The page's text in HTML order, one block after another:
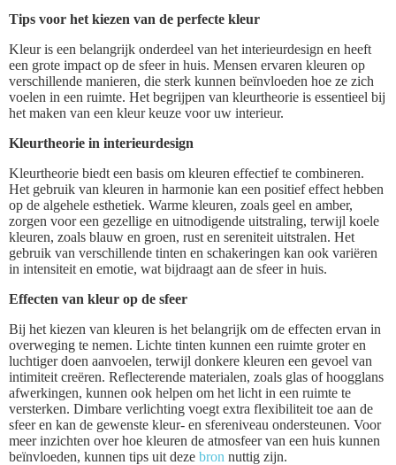
Tips voor het kiezen van de perfecte kleur
Kleur is een belangrijk onderdeel van het interieurdesign en heeft
een grote impact op de sfeer in huis. Mensen ervaren kleuren op
verschillende manieren, die sterk kunnen beïnvloeden hoe ze zich
voelen in een ruimte. Het begrijpen van kleurtheorie is essentieel bij
het maken van een kleur keuze voor uw interieur.
Kleurtheorie in interieurdesign
Kleurtheorie biedt een basis om kleuren effectief te combineren.
Het gebruik van kleuren in harmonie kan een positief effect hebben
op de algehele esthetiek. Warme kleuren, zoals geel en amber,
zorgen voor een gezellige en uitnodigende uitstraling, terwijl koele
kleuren, zoals blauw en groen, rust en sereniteit uitstralen. Het
gebruik van verschillende tinten en schakeringen kan ook variëren
in intensiteit en emotie, wat bijdraagt aan de sfeer in huis.
Effecten van kleur op de sfeer
Bij het kiezen van kleuren is het belangrijk om de effecten ervan in
overweging te nemen. Lichte tinten kunnen een ruimte groter en
luchtiger doen aanvoelen, terwijl donkere kleuren een gevoel van
intimiteit creëren. Reflecterende materialen, zoals glas of hoogglans
afwerkingen, kunnen ook helpen om het licht in een ruimte te
versterken. Dimbare verlichting voegt extra flexibiliteit toe aan de
sfeer en kan de gewenste kleur- en sfereniveau ondersteunen. Voor
meer inzichten over hoe kleuren de atmosfeer van een huis kunnen
beïnvloeden, kunnen tips uit deze bron nuttig zijn.